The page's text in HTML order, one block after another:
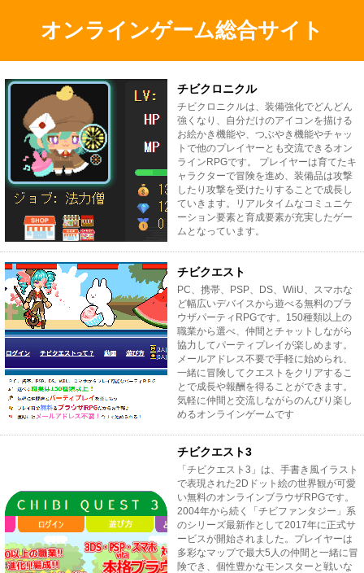
オンラインゲーム総合サイト
チビクロニクル
チビクロニクルは、装備強化でどんどん
強くなり、自分だけのアイコンを描ける
お絵かき機能や、つぶやき機能やチャッ
トで他のプレイヤーとも交流できるオン
ラインRPGです。 プレイヤーは育てたキ
ャラクターで冒険を進め、装備品は攻撃
したり攻撃を受けたりすることで成長し
ていきます。リアルタイムなコミュニケ
ーション要素と育成要素が充実したゲー
ムとなっています。
チビクエスト
PC、携帯、PSP、DS、WiiU、スマホな
ど幅広いデバイスから遊べる無料のブラ
ウザパーティRPGです。150種類以上の
職業から選べ、仲間とチャットしながら
協力してパーティプレイが楽しめます。
メールアドレス不要で手軽に始められ、
一緒に冒険してクエストをクリアするこ
とで成長や報酬を得ることができます。
気軽に仲間と交流しながらのんびり楽し
めるオンラインゲームです
チビクエスト3
「チビクエスト3」は、手書き風イラスト
で表現された2Dドット絵の世界観が可愛
い無料のオンラインブラウザRPGです。
2004年から続く「チビファンタジー」系
のシリーズ最新作として2017年に正式サ
ービスが開始されました。プレイヤーは
多彩なマップで最大5人の仲間と一緒に冒
険でき、個性豊かなモンスターと戦いな